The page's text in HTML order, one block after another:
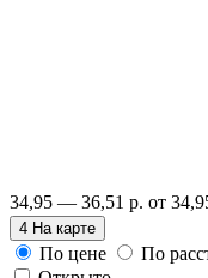
34,95 — 36,51 р. от
4 На карте
По цене
По